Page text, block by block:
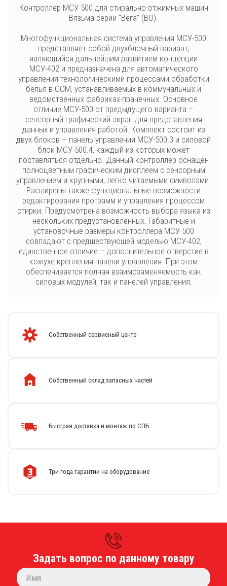
Контроллер МСУ 500 для стирально-отжимных машин
Вязьма серии “Вега” (ВО).
Многофункциональная система управления МСУ-500
представляет собой двухблочный вариант,
являющийся дальнейшим развитием концепции
МСУ-402 и предназначена для автоматического
управления технологическими процессами обработки
белья в СОМ, устанавливаемых в коммунальных и
ведомственных фабриках-прачечных. Основное
отличие МСУ-500 от предыдущего варианта –
сенсорный графический экран для представления
данных и управления работой. Комплект состоит из
двух блоков – панель управления МСУ-500.3 и силовой
блок МСУ-500.4, каждый из которых может
поставляться отдельно. Данный контроллер оснащен
полноцветным графическим дисплеем с сенсорным
управлением и крупными, легко читаемыми символами.
Расширены также функциональные возможности
редактирования программ и управления процессом
стирки. Предусмотрена возможность выбора языка из
нескольких предустановленных. Габаритные и
установочные размеры контроллера МСУ-500
совпадают с предшествующей моделью МСУ-402,
единственное отличие – дополнительное отверстие в
кожухе крепления панели управления. При этом
обеспечивается полная взаимозаменяемость как
силовых модулей, так и панелей управления.
Собственный сервисный центр
Собственный склад запасных частей
Быстрая доставка и монтаж по СПБ
Три года гарантии на оборудование
Задать вопрос по данному товару
Центрифуги для отжима белья
Оплата и доставка
Сервисный центр
Прайс-лист